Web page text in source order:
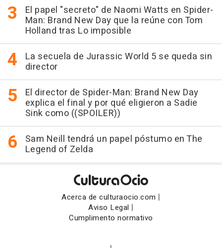
El papel "secreto" de Naomi Watts en Spider-
Man: Brand New Day que la reúne con Tom
Holland tras Lo imposible
La secuela de Jurassic World 5 se queda sin
director
El director de Spider-Man: Brand New Day
explica el final y por qué eligieron a Sadie
Sink como ((SPOILER))
Sam Neill tendrá un papel póstumo en The
Legend of Zelda
Acerca de culturaocio.com |
Aviso Legal |
Cumplimento normativo